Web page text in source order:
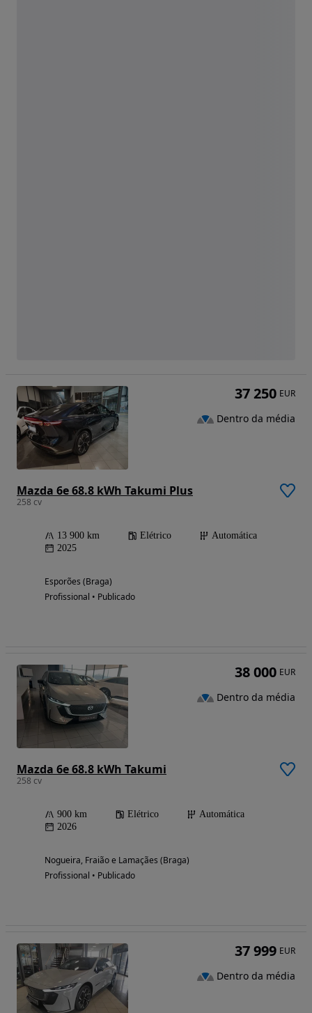
Mazda 6e 68.8 kWh Takumi Plus
258 cv
13 900 km Elétrico
Automática
2025
Esporões (Braga)
Profissional • Publicado
37 250 EUR
Dentro da média
Mazda 6e 68.8 kWh Takumi
258 cv
900 km Elétrico
Automática
2026
Nogueira, Fraião e Lamaçães (Braga)
Profissional • Publicado
38 000 EUR
Dentro da média
37 999 EUR
Dentro da média